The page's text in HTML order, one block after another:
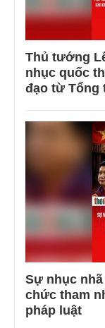
Thủ tướng
nhục quốc
đạo từ Tổng
Sự nhục
chức tham
pháp luật